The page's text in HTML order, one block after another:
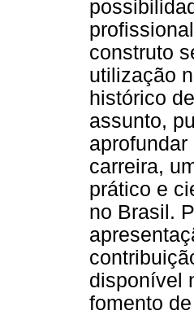
construto
utilização
histórico
assunto,
carreira,
prático e
no Brasil.
disponível
fomento